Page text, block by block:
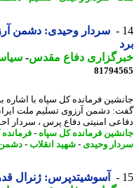
سردار وحیدی: دشمن آرزوی
دفاع مقدس-سیاسی
فرمانده کل سپاه با اشاره به
دشمن آرزوی تسلیم ملت ایران را
امنیتی دفاع پرس ، سردار احمد
فرمانده کل سپاه-فرمانده کل
وحیدی-شهید انقلاب-دشمن
آسوشیتدپرس: ژنرال